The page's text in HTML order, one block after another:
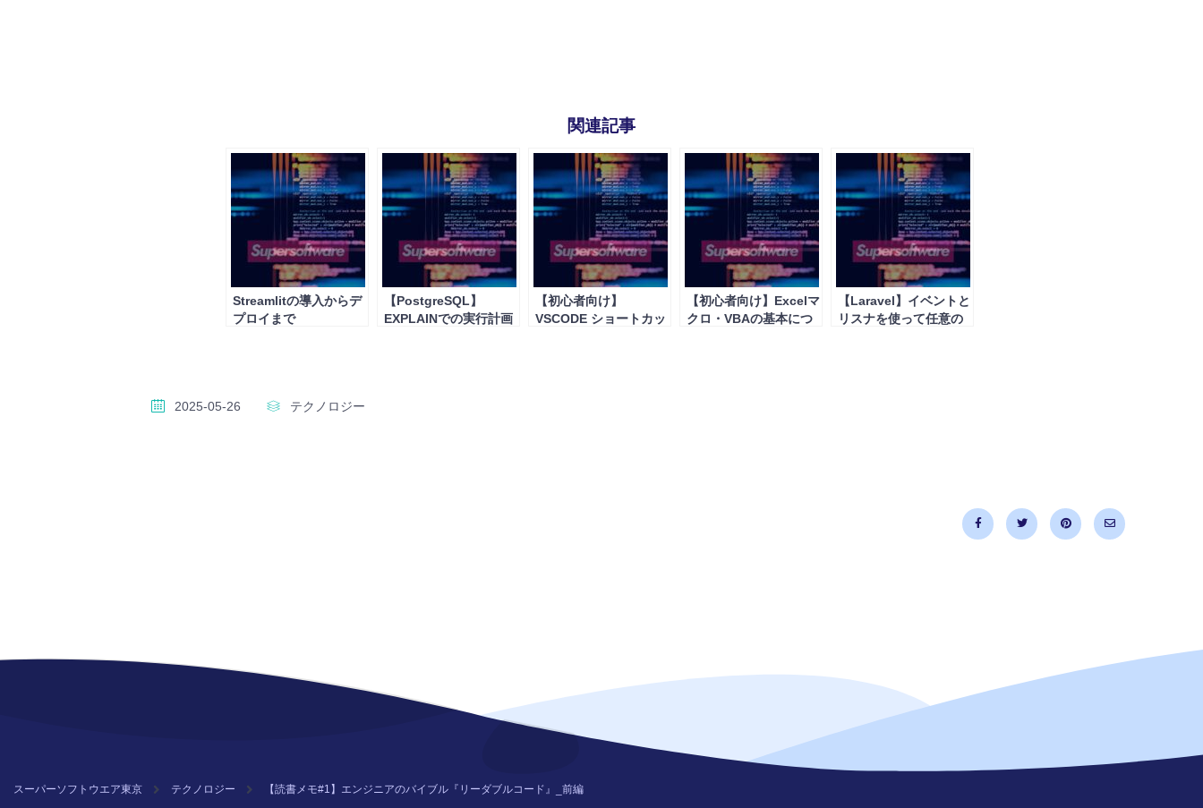
関連記事
Streamlitの導入からデ
プロイまで
【PostgreSQL】
EXPLAINでの実行計画
【初心者向け】
VSCODE ショートカッ
【初心者向け】Excelマ
クロ・VBAの基本につ
【Laravel】イベントと
リスナを使って任意の
2025-05-26 テクノロジー
スーパーソフトウエア東京 テクノロジー 【読書メモ#1】エンジニアのバイブル『リーダブルコード』_前編